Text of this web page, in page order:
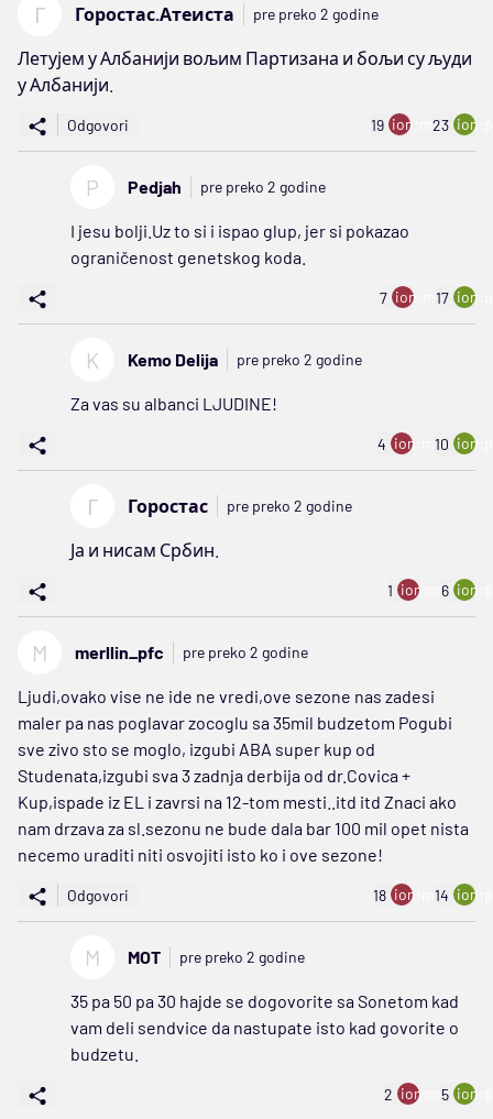
Г Горостас.Атеиста pre preko 2 godine
Летујем у Албанији вољим Партизана и бољи су људи
у Албанији.
Odgovori 19 ion:minus
23
P Pedjah pre preko 2 godine
I jesu bolji.Uz to si i ispao glup, jer si pokazao
ograničenost genetskog koda.
7 ion:minus
17
K Kemo Delija pre preko 2 godine
Za vas su albanci LJUDINE!
4 ion:minus
10
Г Горостас pre preko 2 godine
Ја и нисам Србин.
1 ion:minus
6
M merllin_pfc pre preko 2 godine
Ljudi,ovako vise ne ide ne vredi,ove sezone nas zadesi
maler pa nas poglavar zocoglu sa 35mil budzetom Pogubi
sve zivo sto se moglo, izgubi ABA super kup od
Studenata,izgubi sva 3 zadnja derbija od dr.Covica +
Kup,ispade iz EL i zavrsi na 12-tom mesti..itd itd Znaci ako
nam drzava za sl.sezonu ne bude dala bar 100 mil opet nista
necemo uraditi niti osvojiti isto ko i ove sezone!
Odgovori 18 ion:minus
14
M MOT pre preko 2 godine
35 pa 50 pa 30 hajde se dogovorite sa Sonetom kad
vam deli sendvice da nastupate isto kad govorite o
budzetu.
2 ion:minus
5